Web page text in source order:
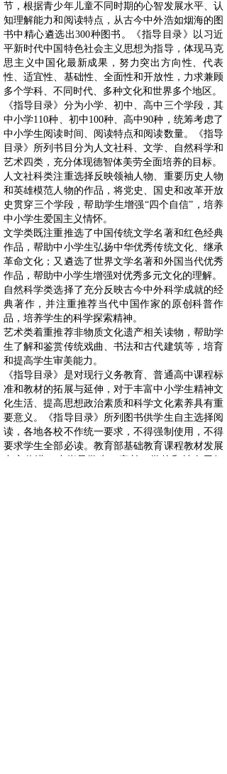
节，根据青少年儿童不同时期的心智发展水平、认
知理解能力和阅读特点，从古今中外浩如烟海的图
书中精心遴选出300种图书。《指导目录》以习近
平新时代中国特色社会主义思想为指导，体现马克
思主义中国化最新成果，努力突出方向性、代表
性、适宜性、基础性、全面性和开放性，力求兼顾
多个学科、不同时代、多种文化和世界多个地区。
《指导目录》分为小学、初中、高中三个学段，其
中小学110种、初中100种、高中90种，统筹考虑了
中小学生阅读时间、阅读特点和阅读数量。《指导
目录》所列书目分为人文社科、文学、自然科学和
艺术四类，充分体现德智体美劳全面培养的目标。
人文社科类注重选择反映领袖人物、重要历史人物
和英雄模范人物的作品，将党史、国史和改革开放
史贯穿三个学段，帮助学生增强“四个自信”，培养
中小学生爱国主义情怀。
文学类既注重推选了中国传统文学名著和红色经典
作品，帮助中小学生弘扬中华优秀传统文化、继承
革命文化；又遴选了世界文学名著和外国当代优秀
作品，帮助中小学生增强对优秀多元文化的理解。
自然科学类选择了充分反映古今中外科学成就的经
典著作，并注重推荐当代中国作家的原创科普作
品，培养学生的科学探索精神。
艺术类着重推荐非物质文化遗产相关读物，帮助学
生了解和鉴赏传统戏曲、书法和古代建筑等，培育
和提高学生审美能力。
《指导目录》是对现行义务教育、普通高中课程标
准和教材的拓展与延伸，对于丰富中小学生精神文
化生活、提高思想政治素质和科学文化素养具有重
要意义。《指导目录》所列图书供学生自主选择阅
读，各地各校不作统一要求，不得强制使用，不得
要求学生全部必读。教育部基础教育课程教材发展